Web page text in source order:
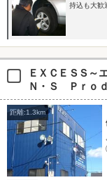
持込も大歓
ＥＸＣＥＳＳ
Ｎ・Ｓ Ｐｒｏ
距離:1.3km